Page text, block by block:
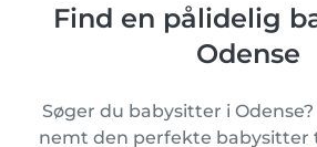
Find en pålidelig
Odense
Søger du babysitter i
nemt den perfekte babysitter